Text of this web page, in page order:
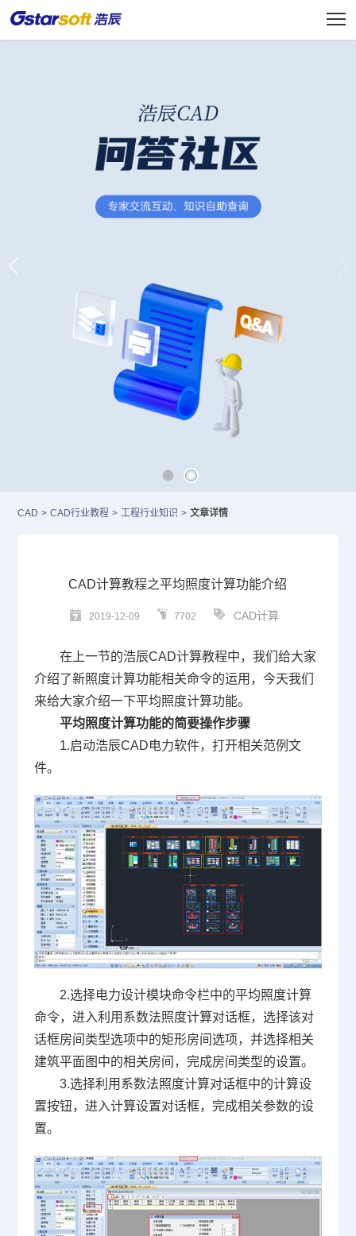
CAD > CAD行业教程 > 工程行业知识 > 文章详情
CAD计算教程之平均照度计算功能介绍
2019-12-09 7702 CAD计算
在上一节的浩辰CAD计算教程中，我们给大家
介绍了新照度计算功能相关命令的运用，今天我们
来给大家介绍一下平均照度计算功能。
平均照度计算功能的简要操作步骤
1.启动浩辰CAD电力软件，打开相关范例文
件。
2.选择电力设计模块命令栏中的平均照度计算
命令，进入利用系数法照度计算对话框，选择该对
话框房间类型选项中的矩形房间选项，并选择相关
建筑平面图中的相关房间，完成房间类型的设置。
3.选择利用系数法照度计算对话框中的计算设
置按钮，进入计算设置对话框，完成相关参数的设
置。